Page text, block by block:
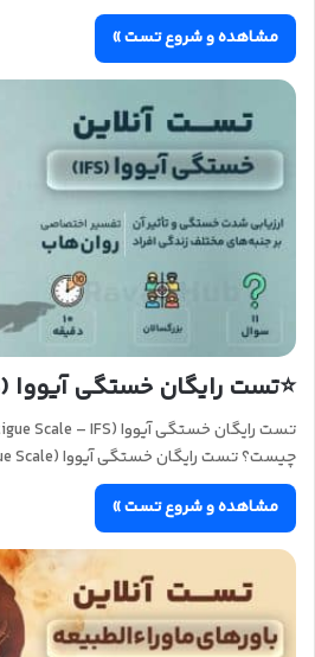
مشاهده و شروع تست »
⭐تست رایگان خستگی آیووا (IFS) ⭐
چیست؟ تست رایگان خستگی آیووا (Iowa Fatigue Scale –…
مشاهده و شروع تست »